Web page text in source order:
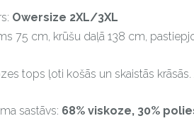
Owersize 2XL/3XL
75 cm, krūšu daļā 138 cm,
tops ļoti košās un skaistās
sastāvs: 68% viskoze, 30%